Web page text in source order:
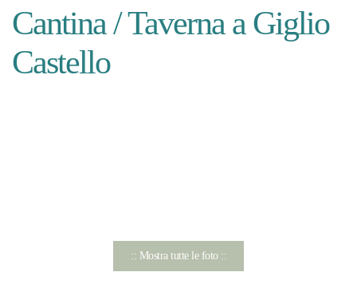
Cantina / Taverna a Giglio
Castello
:: Mostra tutte le foto ::